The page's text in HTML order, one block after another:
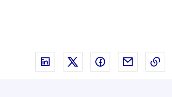
Partager sur Linked In - nouvelle
Partager sur X - nouvelle
Partager surPartager